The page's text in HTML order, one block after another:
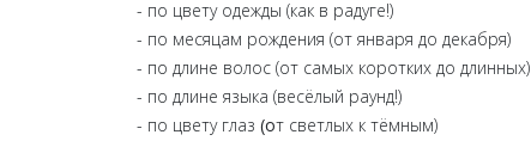
- по цвету одежды (как в радуге!)
- по месяцам рождения (от января до декабря)
- по длине волос (от самых коротких до длинных)
- по длине языка (весёлый раунд!)
- по цвету глаз (от светлых к тёмным)